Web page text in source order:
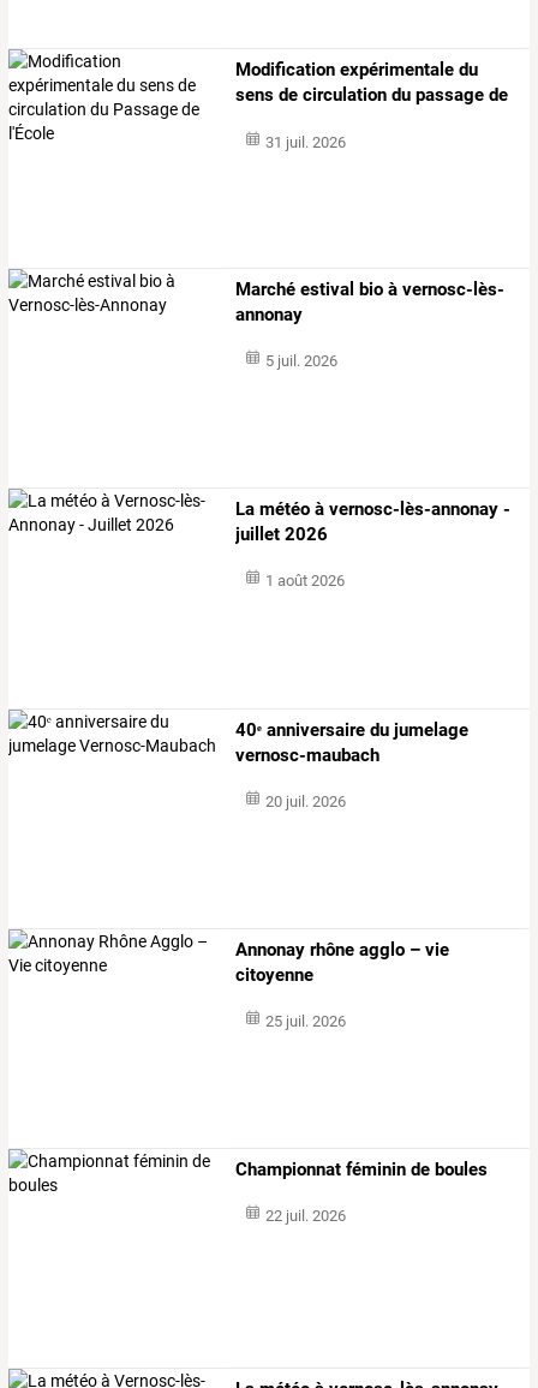
Modification expérimentale du
sens de circulation du passage de
31 juil. 2026
Marché estival bio à vernosc-lès-
annonay
5 juil. 2026
La météo à vernosc-lès-annonay -
juillet 2026
1 août 2026
40ᵉ anniversaire du jumelage
vernosc-maubach
20 juil. 2026
Annonay rhône agglo – vie
citoyenne
25 juil. 2026
Championnat féminin de boules
22 juil. 2026